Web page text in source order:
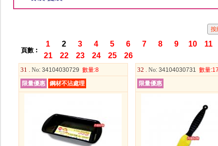
頁數︰
1 2 3 4 5 6 7 8 9 10
11
21
22 23 24 25 26
31 . No: 34104030729 數量:8
限量優惠
鋼材不沾處理
32 . No: 34104030731 數量
限量優惠